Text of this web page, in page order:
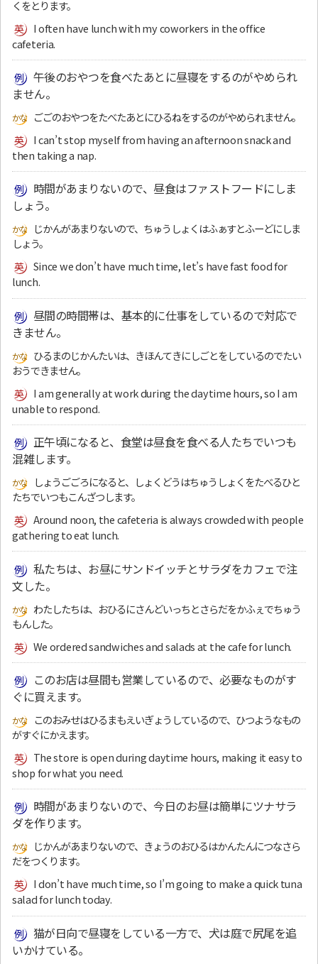
くをとります。
I often have lunch with my coworkers in the office
cafeteria.
午後のおやつを食べたあとに昼寝をするのがやめられ
ません。
ごごのおやつをたべたあとにひるねをするのがやめられません。
I can’t stop myself from having an afternoon snack and
then taking a nap.
時間があまりないので、昼食はファストフードにしま
しょう。
じかんがあまりないので、ちゅうしょくはふぁすとふーどにしま
しょう。
Since we don’t have much time, let’s have fast food for
lunch.
昼間の時間帯は、基本的に仕事をしているので対応で
きません。
ひるまのじかんたいは、きほんてきにしごとをしているのでたい
おうできません。
I am generally at work during the daytime hours, so I am
unable to respond.
正午頃になると、食堂は昼食を食べる人たちでいつも
混雑します。
しょうごごろになると、しょくどうはちゅうしょくをたべるひと
たちでいつもこんざつします。
Around noon, the cafeteria is always crowded with people
gathering to eat lunch.
私たちは、お昼にサンドイッチとサラダをカフェで注
文した。
わたしたちは、おひるにさんどいっちとさらだをかふぇでちゅう
もんした。
We ordered sandwiches and salads at the cafe for lunch.
このお店は昼間も営業しているので、必要なものがす
ぐに買えます。
このおみせはひるまもえいぎょうしているので、ひつようなもの
がすぐにかえます。
The store is open during daytime hours, making it easy to
shop for what you need.
時間があまりないので、今日のお昼は簡単にツナサラ
ダを作ります。
じかんがあまりないので、きょうのおひるはかんたんにつなさら
だをつくります。
I don’t have much time, so I’m going to make a quick tuna
salad for lunch today.
猫が日向で昼寝をしている一方で、犬は庭で尻尾を追
いかけている。